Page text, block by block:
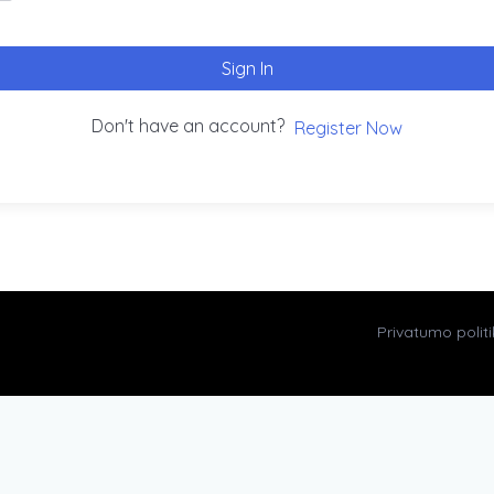
Sign In
Don't have an account? Register Now
Privatumo